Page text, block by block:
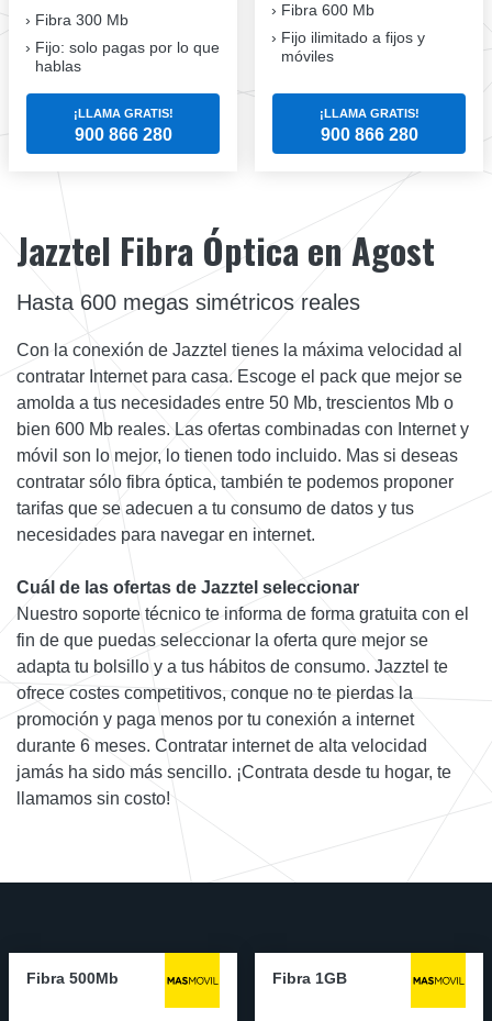
Fibra 300 Mb
Fijo: solo pagas por lo que
hablas
¡LLAMA GRATIS!
900 866 280
Fibra 600 Mb
Fijo ilimitado a fijos y
móviles
¡LLAMA GRATIS!
900 866 280
Jazztel Fibra Óptica en Agost
Hasta 600 megas simétricos reales
Con la conexión de Jazztel tienes la máxima velocidad al
contratar Internet para casa. Escoge el pack que mejor se
amolda a tus necesidades entre 50 Mb, trescientos Mb o
bien 600 Mb reales. Las ofertas combinadas con Internet y
móvil son lo mejor, lo tienen todo incluido. Mas si deseas
contratar sólo fibra óptica, también te podemos proponer
tarifas que se adecuen a tu consumo de datos y tus
necesidades para navegar en internet.
Cuál de las ofertas de Jazztel seleccionar
Nuestro soporte técnico te informa de forma gratuita con el
fin de que puedas seleccionar la oferta qure mejor se
adapta tu bolsillo y a tus hábitos de consumo. Jazztel te
ofrece costes competitivos, conque no te pierdas la
promoción y paga menos por tu conexión a internet
durante 6 meses. Contratar internet de alta velocidad
jamás ha sido más sencillo. ¡Contrata desde tu hogar, te
llamamos sin costo!
Fibra 500Mb Fibra 1GB